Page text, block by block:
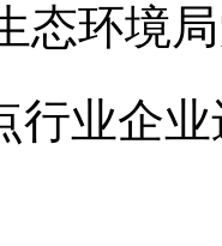
态环境
行业企